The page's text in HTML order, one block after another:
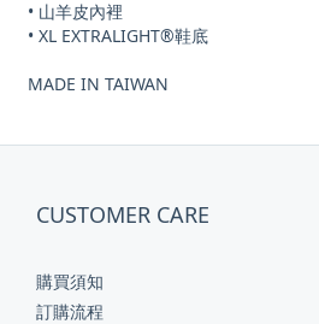
• 山羊皮內裡
• XL EXTRALIGHT®鞋底
MADE IN TAIWAN
CUSTOMER CARE
購買須知
訂購流程